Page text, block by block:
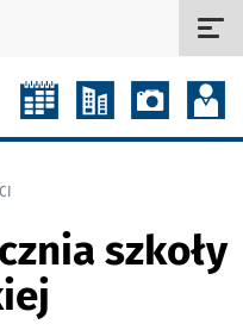
szkoły